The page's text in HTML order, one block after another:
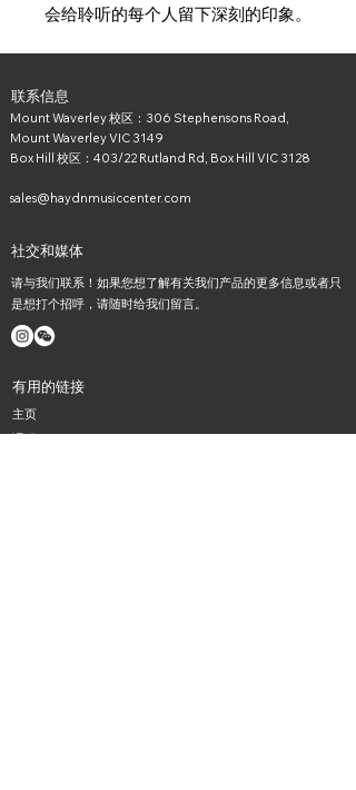
会给聆听的每个人留下深刻的印象。
联系信息
Mount Waverley 校区：306 Stephensons Road,
Mount Waverley VIC 3149
Box Hill 校区：403/22 Rutland Rd, Box Hill VIC 3128
sales@haydnmusiccenter.com
社交和媒体
请与我们联系！如果您想了解有关我们产品的更多信息或者只
是想打个招呼，请随时给我们留言。
有用的链接
主页
课程